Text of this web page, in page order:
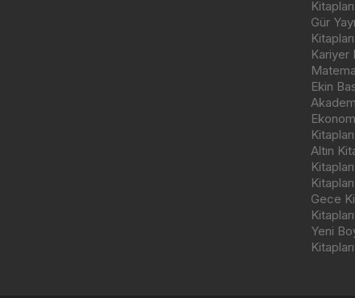
Kitapları
Gür
Kitapları
Kariyer
Ekin
Kitapları
Altın
Kitapları
Gece
Kitapları
Yeni
Kitapları